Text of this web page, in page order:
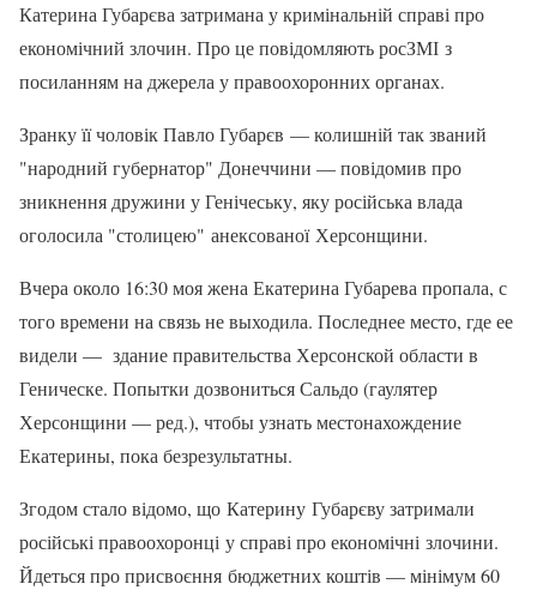
Катерина Губарєва затримана у кримінальній справі про
економічний злочин. Про це повідомляють росЗМІ з
посиланням на джерела у правоохоронних органах.
Зранку її чоловік Павло Губарєв — колишній так званий
"народний губернатор" Донеччини — повідомив про
зникнення дружини у Генічеську, яку російська влада
оголосила "столицею" анексованої Херсонщини.
Вчера около 16:30 моя жена Екатерина Губарева пропала, с
того времени на связь не выходила. Последнее место, где ее
видели — здание правительства Херсонской области в
Геническе. Попытки дозвониться Сальдо (гаулятер
Херсонщини — ред.), чтобы узнать местонахождение
Екатерины, пока безрезультатны.
Згодом стало відомо, що Катерину Губарєву затримали
російські правоохоронці у справі про економічні злочини.
Йдеться про присвоєння бюджетних коштів — мінімум 60